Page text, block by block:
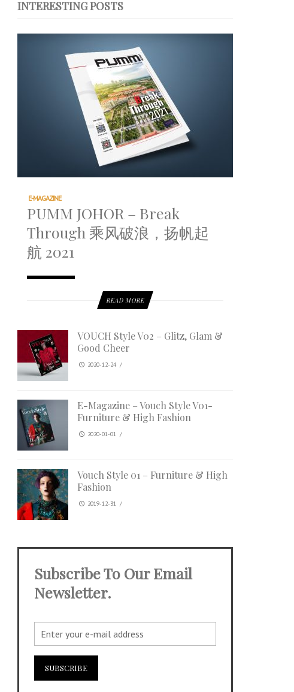
INTERESTING POSTS
E-MAGAZINE
PUMM JOHOR – Break
Through 乘风破浪，扬帆起
航 2021
READ MORE
VOUCH Style V02 – Glitz, Glam &
Good Cheer
2020-12-24 /
E-Magazine – Vouch Style V01-
Furniture & High Fashion
2020-01-01 /
Vouch Style 01 – Furniture & High
Fashion
2019-12-31 /
Subscribe To Our Email
Newsletter.